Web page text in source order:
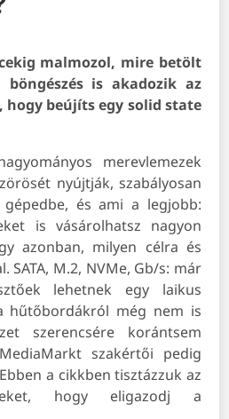
malmozol, mire betölt
is akadozik az
hogy beújíts egy solid state
merevlemezek
nyújtják, szabályosan
és ami a legjobb:
is vásárolhatsz nagyon
azonban, milyen célra és
SATA, M.2, NVMe, Gb/s: már
lehetnek egy laikus
hűtőbordákról még nem is
szerencsére korántsem
szakértői pedig
a cikkben tisztázzuk az
hogy eligazodj a